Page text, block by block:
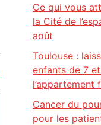
Ce qui vous
la Cité de
août
Toulouse :
enfants de 7
l’appartement
Cancer du
pour les